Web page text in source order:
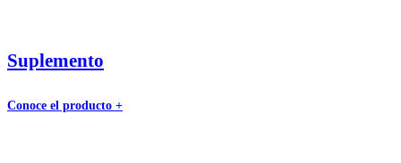
Suplemento
Conoce el producto +